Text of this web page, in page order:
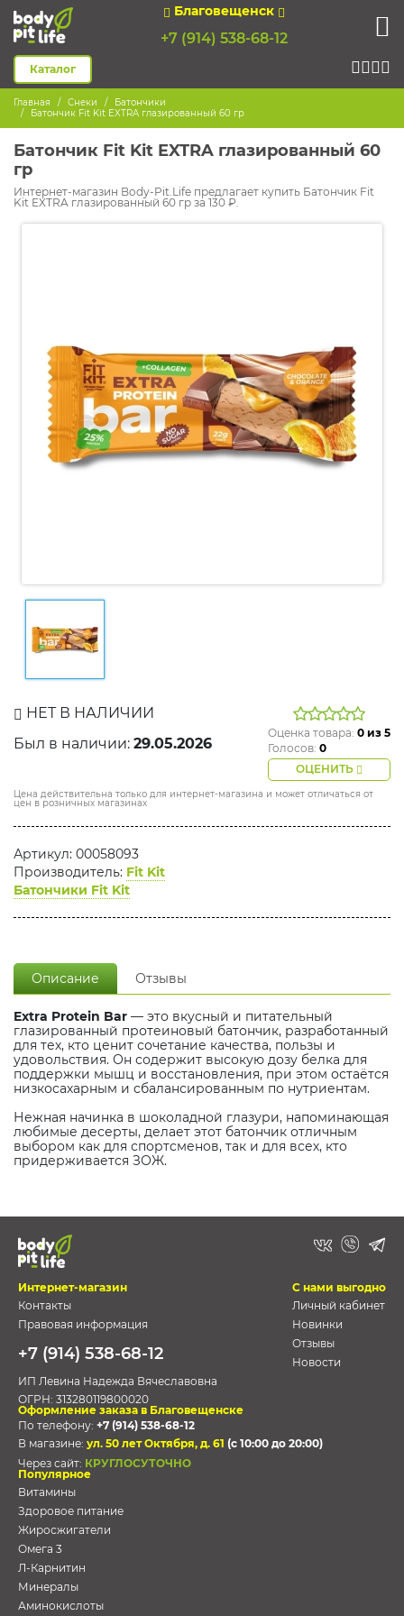
Благовещенск
+7 (914) 538-68-12
Каталог
Главная Снеки
Батончики
Батончик Fit Kit EXTRA глазированный 60 гр
Батончик Fit Kit EXTRA глазированный 60
гр
Интернет-магазин Body-Pit.Life предлагает купить Батончик Fit
Kit EXTRA глазированный 60 гр за 130 ₽.
НЕТ В НАЛИЧИИ
Был в наличии: 29.05.2026
Оценка товара: 0 из 5
Голосов: 0
ОЦЕНИТЬ
Цена действительна только для интернет-магазина и может отличаться от
цен в розничных магазинах
Артикул: 00058093
Производитель: Fit Kit
Батончики Fit Kit
Описание Отзывы
Extra Protein Bar — это вкусный и питательный
глазированный протеиновый батончик, разработанный
для тех, кто ценит сочетание качества, пользы и
удовольствия. Он содержит высокую дозу белка для
поддержки мышц и восстановления, при этом остаётся
низкосахарным и сбалансированным по нутриентам.
Нежная начинка в шоколадной глазури, напоминающая
любимые десерты, делает этот батончик отличным
выбором как для спортсменов, так и для всех, кто
придерживается ЗОЖ.
Интернет-магазин
Контакты
Правовая информация
+7 (914) 538-68-12
ИП Левина Надежда Вячеславовна
ОГРН: 313280119800020
С нами выгодно
Личный кабинет
Новинки
Отзывы
Новости
Оформление заказа в Благовещенске
По телефону: +7 (914) 538-68-12
В магазине: ул. 50 лет Октября, д. 61 (с 10:00 до 20:00)
Через сайт: КРУГЛОСУТОЧНО
Популярное
Витамины
Здоровое питание
Жиросжигатели
Омега 3
Л-Карнитин
Минералы
Аминокислоты